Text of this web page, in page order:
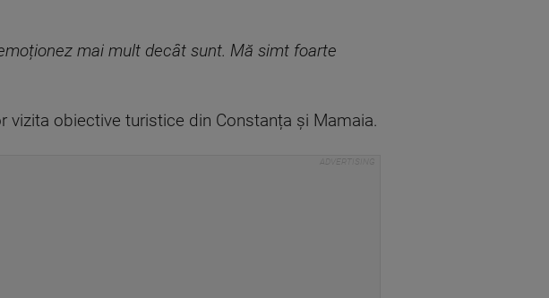
mai mult decât sunt. Mă simt foarte
vizita obiective turistice din Constanța și Mamaia.